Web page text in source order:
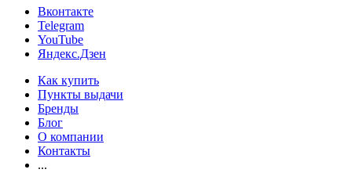
Вконтакте
Telegram
YouTube
Яндекс.Дзен
Как купить
Пункты выдачи
Бренды
Блог
О компании
Контакты
...